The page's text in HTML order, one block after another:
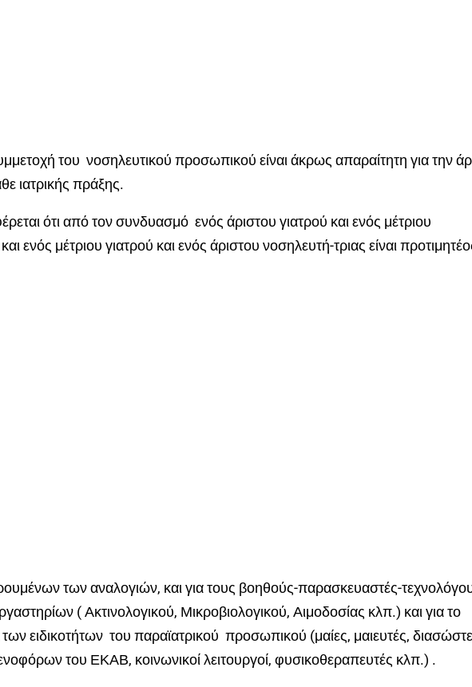
του νοσηλευτικού προσωπικού είναι άκρως απαραίτητη για την
ιατρικής πράξης.
ότι από τον συνδυασμό ενός άριστου γιατρού και ενός μέτριου
ενός μέτριου γιατρού και ενός άριστου νοσηλευτή-τριας είναι
των αναλογιών, και για τους βοηθούς-παρασκευαστές-
( Ακτινολογικού, Μικροβιολογικού, Αιμοδοσίας κλπ.) και για το
των ειδικοτήτων του παραϊατρικού προσωπικού (μαίες, μαιευτές,
του ΕΚΑΒ, κοινωνικοί λειτουργοί, φυσικοθεραπευτές κλπ.) .